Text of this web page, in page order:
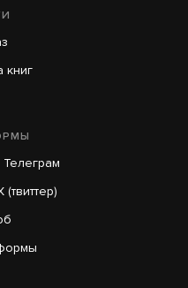
книг
Телеграм
(твиттер)